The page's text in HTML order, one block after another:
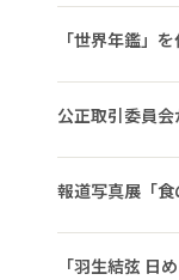
「世界年鑑」
公正取引委員
報道写真展「
「羽生結弦 日